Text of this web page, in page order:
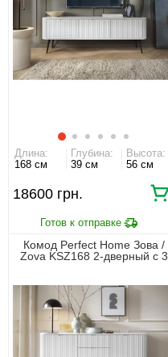
Длина:
168 см
Глубина:
39 см
Высота:
56 см
18600 грн.
Комод Perfect Home Зова /
Zova KSZ168 2-дверный с 3